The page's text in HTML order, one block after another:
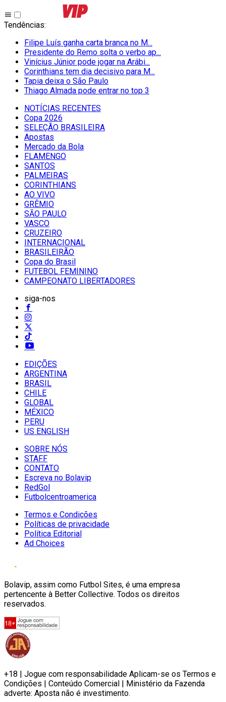
Tendências:
Filipe Luís ganha carta branca no M...
Presidente do Remo solta o verbo ap...
Vinícius Júnior pode jogar na Arábi...
Corinthians tem dia decisivo para M...
Tapia deixa o São Paulo
Thiago Almada pode entrar no top 3
NOTÍCIAS RECENTES
Copa 2026
SELEÇÃO BRASILEIRA
Apostas
Mercado da Bola
FLAMENGO
SANTOS
PALMEIRAS
CORINTHIANS
AO VIVO
GRÊMIO
SĀO PAULO
VASCO
CRUZEIRO
INTERNACIONAL
BRASILEIRÃO
Copa do Brasil
FUTEBOL FEMININO
CAMPEONATO LIBERTADORES
siga-nos
EDIÇÕES
ARGENTINA
BRASIL
CHILE
GLOBAL
MÉXICO
PERU
US ENGLISH
SOBRE NÓS
STAFF
CONTATO
Escreva no Bolavip
RedGol
Futbolcentroamerica
Termos e Condições
Políticas de privacidade
Política Editorial
Ad Choices
Bolavip, assim como Futbol Sites, é uma empresa
pertencente à Better Collective. Todos os direitos
reservados.
+18 | Jogue com responsabilidade Aplicam-se os Termos e
Condições | Conteúdo Comercial | Ministério da Fazenda
adverte: Aposta não é investimento.